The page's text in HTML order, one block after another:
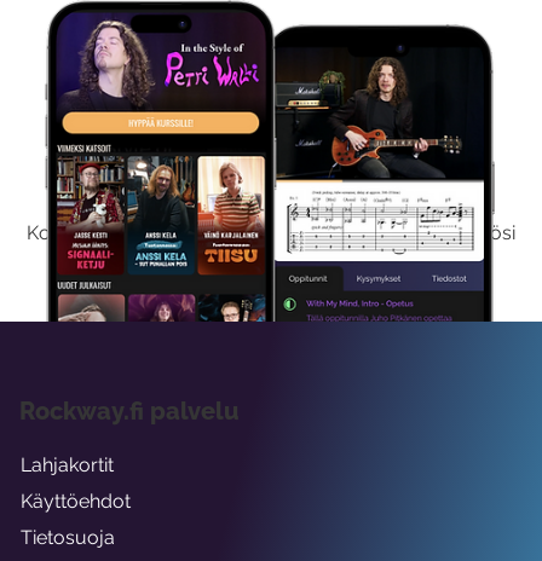
Kokeile Ilmaiseksi
Kokeilemalla ilmaiseksi saat koko sisältömme käyttöösi
viikon ajaksi.
Rockway.fi palvelu
Lahjakortit
Käyttöehdot
Tietosuoja